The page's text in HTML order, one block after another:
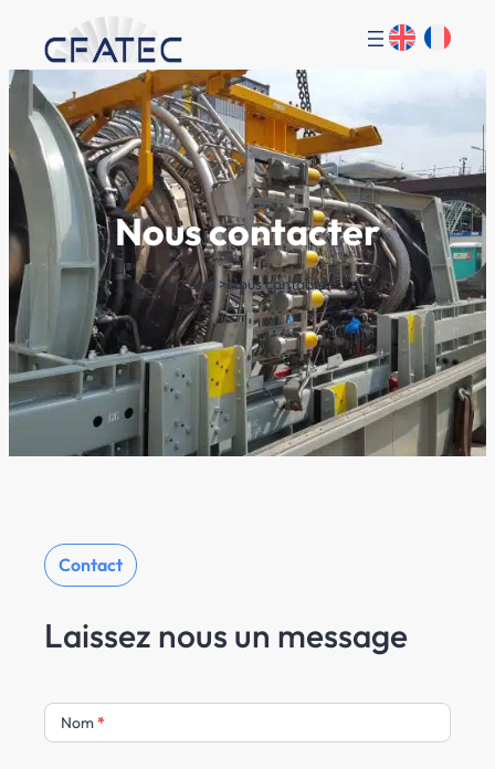
Nous contacter
Accueil Nous contacter
Contact
Laissez nous un message
Nom*